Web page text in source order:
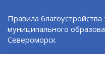
Правила
муниципального
Североморск
© 2010 - 2026